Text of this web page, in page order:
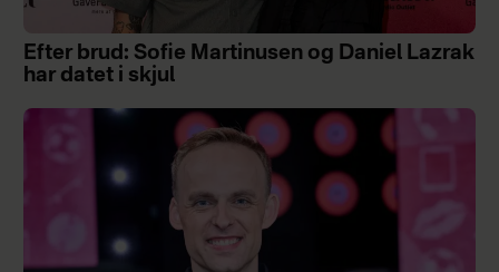
Efter brud: Sofie Martinusen og Daniel Lazrak
har datet i skjul